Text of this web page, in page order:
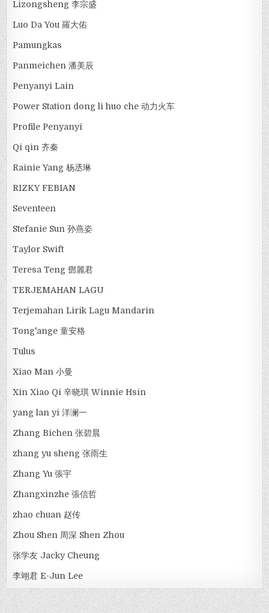
Lizongsheng 李宗盛
Luo Da You 羅大佑
Pamungkas
Panmeichen 潘美辰
Penyanyi Lain
Power Station dong li huo che 动力火车
Profile Penyanyi
Qi qin 齐秦
Rainie Yang 杨丞琳
RIZKY FEBIAN
Seventeen
Stefanie Sun 孙燕姿
Taylor Swift
Teresa Teng 鄧麗君
TERJEMAHAN LAGU
Terjemahan Lirik Lagu Mandarin
Tong'ange 童安格
Tulus
Xiao Man 小曼
Xin Xiao Qi 辛晓琪 Winnie Hsin
yang lan yi 洋澜一
Zhang Bichen 张碧晨
zhang yu sheng 张雨生
Zhang Yu 張宇
Zhangxinzhe 張信哲
zhao chuan 赵传
Zhou Shen 周深 Shen Zhou
张学友 Jacky Cheung
李翊君 E-Jun Lee